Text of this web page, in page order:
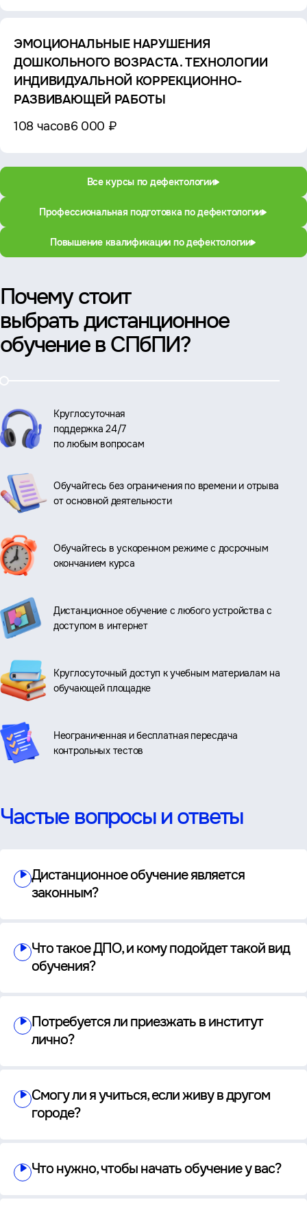
ЭМОЦИОНАЛЬНЫЕ НАРУШЕНИЯ
ДОШКОЛЬНОГО ВОЗРАСТА. ТЕХНОЛОГИИ
ИНДИВИДУАЛЬНОЙ КОРРЕКЦИОННО-
РАЗВИВАЮЩЕЙ РАБОТЫ
108 часов6 000 ₽
Все курсы по дефектологии
Профессиональная подготовка по дефектологии
Повышение квалификации по дефектологии
Почему стоит
выбрать дистанционное
обучение в СПбПИ?
Круглосуточная
поддержка 24/7
по любым вопросам
Обучайтесь без ограничения по времени и отрыва
от основной деятельности
Обучайтесь в ускоренном режиме с досрочным
окончанием курса
Дистанционное обучение с любого устройства с
доступом в интернет
Круглосуточный доступ к учебным материалам на
обучающей площадке
Неограниченная и бесплатная пересдача
контрольных тестов
Частые вопросы и ответы
Дистанционное обучение является
законным?
Что такое ДПО, и кому подойдет такой вид
обучения?
Потребуется ли приезжать в институт
лично?
Смогу ли я учиться, если живу в другом
городе?
Что нужно, чтобы начать обучение у вас?